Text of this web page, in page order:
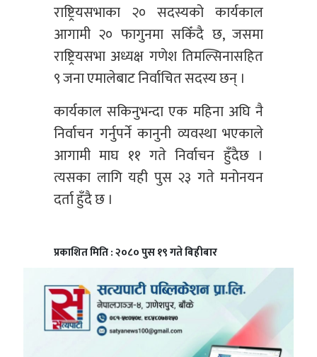
राष्ट्रियसभाका २० सदस्यको कार्यकाल
आगामी २० फागुनमा सकिँदै छ, जसमा
राष्ट्रियसभा अध्यक्ष गणेश तिमल्सिनासहित
९ जना एमालेबाट निर्वाचित सदस्य छन् ।
कार्यकाल सकिनुभन्दा एक महिना अघि नै
निर्वाचन गर्नुपर्ने कानुनी व्यवस्था भएकाले
आगामी माघ ११ गते निर्वाचन हुँदैछ ।
त्यसका लागि यही पुस २३ गते मनोनयन
दर्ता हुँदै छ ।
प्रकाशित मिति : २०८० पुस १९ गते बिहीबार